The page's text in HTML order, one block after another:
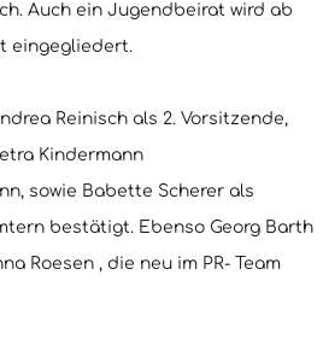
Auch ein Jugendbeirat wird ab
eingegliedert.
Reinisch als 2. Vorsitzende,
Kindermann
sowie Babette Scherer als
bestätigt. Ebenso Georg Barth
Roesen , die neu im PR- Team